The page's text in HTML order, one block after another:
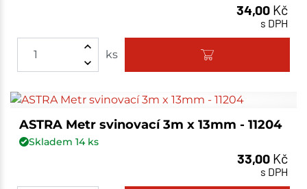
34,00 Kč
s DPH
ks
ASTRA Metr svinovací 3m x 13mm - 11204
Skladem 14ks
33,00 Kč
s DPH